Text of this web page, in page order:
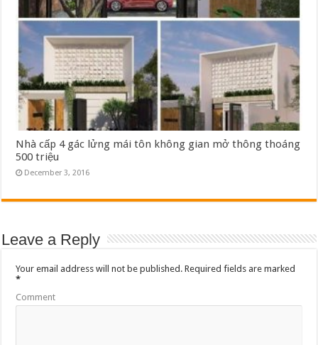
Nhà cấp 4 gác lửng mái tôn không gian mở thông thoáng
500 triệu
December 3, 2016
Leave a Reply
Your email address will not be published. Required fields are marked
*
Comment